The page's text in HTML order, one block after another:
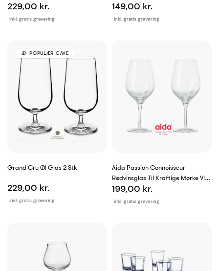
inkl. gratis gravering
229,00 kr.
inkl. gratis gravering
149,00 kr.
Grand Cru Øl Glas 2 Stk
inkl. gratis gravering
229,00 kr.
POPULÆR GAVE
Aida Passion Connoisseur
Rødvinsglas Til Kraftige Mørke Vine
2 Stk
inkl. gratis gravering
199,00 kr.